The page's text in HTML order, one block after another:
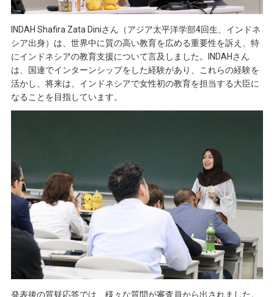
INDAH Shafira Zata Diniさん（アジア太平洋学部4回生、インドネ
シア出身）は、世界中に質の高い教育を広める重要性を訴え、特
にインドネシアの教育支援について言及しました。INDAHさん
は、国連でインターンシップをした経験があり、これらの経験を
活かし、将来は、インドネシアで女性初の教育を担当する大臣に
なることを目指しています。
発表後の質疑応答では、様々な質問が審査員から出されました。